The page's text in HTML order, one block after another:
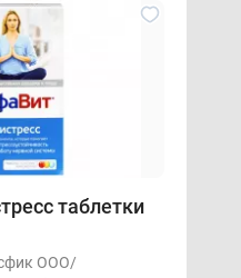
таблетки
ООО/